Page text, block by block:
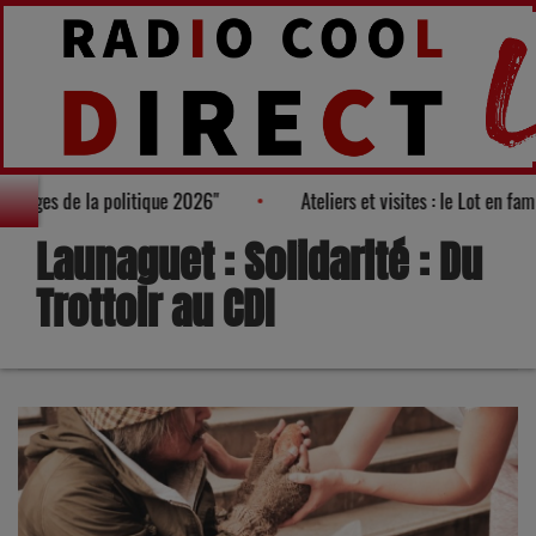
"100 nouveaux visages de la politique 2026" Ateliers et
Launaguet : Solidarité : Du
Trottoir au CDI